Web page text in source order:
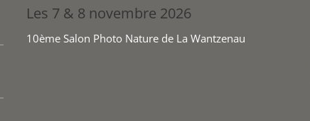
Les 7 & 8 novembre 2026
10ème Salon Photo Nature de La Wantzenau